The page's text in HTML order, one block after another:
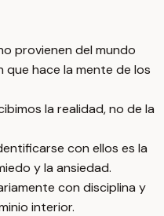
provienen del mundo
hace la mente de los
la realidad, no de la
con ellos es la
y la ansiedad.
con disciplina y
interior.